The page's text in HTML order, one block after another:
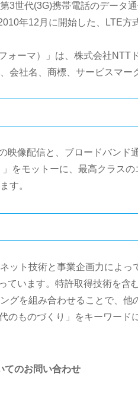
世代(3G)携帯電話のデータ通
年12月に開始した、LTE方
ーマ）」は、株式会社NTT
会社名、商標、サービスマー
映像配信と、ブロードバンド
をモットーに、最高クラス
す。
ット技術と事業企画力によっ
ています。特許取得技術を含
グを組み合わせることで、他
のものづくり」をキーワード
てのお問い合わせ